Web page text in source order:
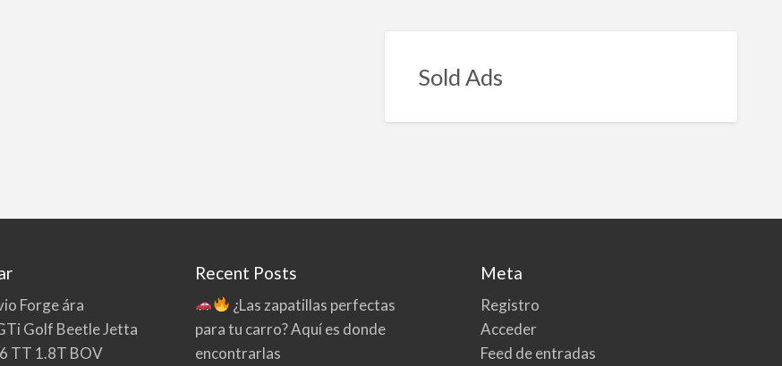
Sold Ads
Forge ára
Golf Beetle Jetta
TT 1.8T BOV
Recent Posts
¿Las zapatillas perfectas
para tu carro? Aquí es donde
encontrarlas
Meta
Registro
Acceder
Feed de entradas